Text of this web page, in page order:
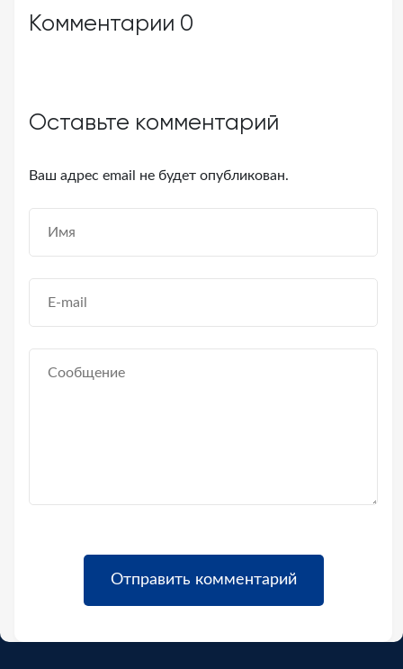
Комментарии 0
Оставьте комментарий
Ваш адрес email не будет опубликован.